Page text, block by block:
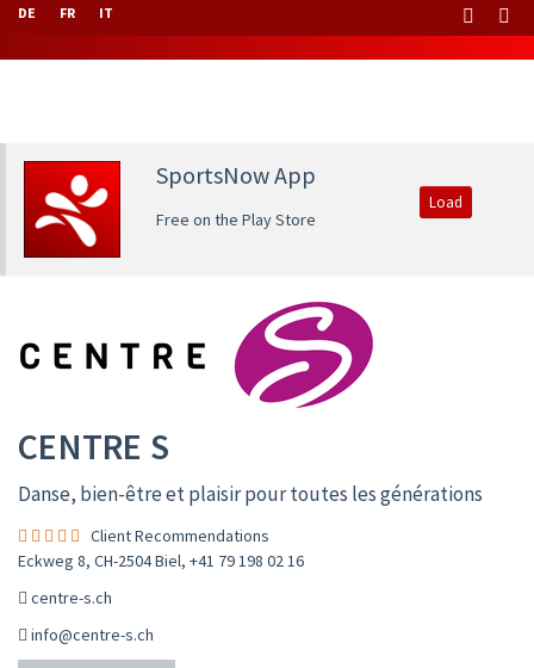
DE FR IT
SportsNow App
Free on the Play Store
Load
CENTRE S
Danse, bien-être et plaisir pour toutes les générations
Client Recommendations
Eckweg 8, CH-2504 Biel, +41 79 198 02 16
centre-s.ch
info@centre-s.ch